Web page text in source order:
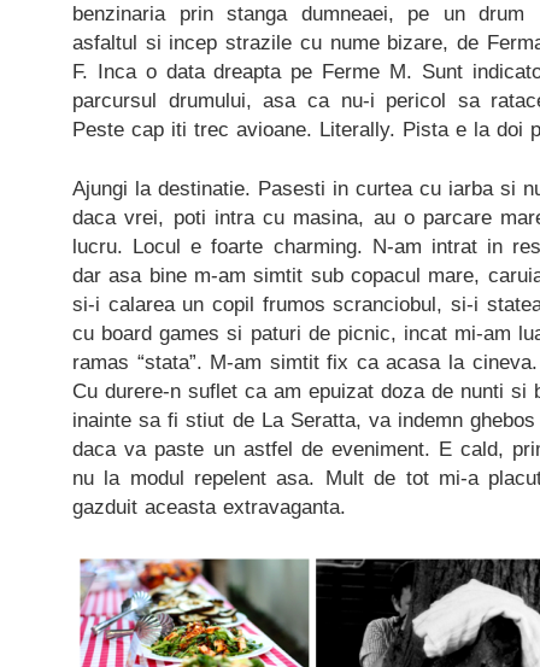
benzinaria prin stanga dumneaei, pe un
asfaltul si incep strazile cu nume bizare, de
F. Inca o data dreapta pe Ferme M. Sunt
parcursul drumului, asa ca nu-i pericol sa
Peste cap iti trec avioane. Literally. Pista e la doi
Ajungi la destinatie. Pasesti in curtea cu iarba si
daca vrei, poti intra cu masina, au o parcare
lucru. Locul e foarte charming. N-am intrat in
dar asa bine m-am simtit sub copacul mare,
si-i calarea un copil frumos scranciobul, si-i
cu board games si paturi de picnic, incat mi-am
ramas “stata”. M-am simtit fix ca acasa la
Cu durere-n suflet ca am epuizat doza de nunti si
inainte sa fi stiut de La Seratta, va indemn
daca va paste un astfel de eveniment. E cald,
nu la modul repelent asa. Mult de tot mi-a
gazduit aceasta extravaganta.